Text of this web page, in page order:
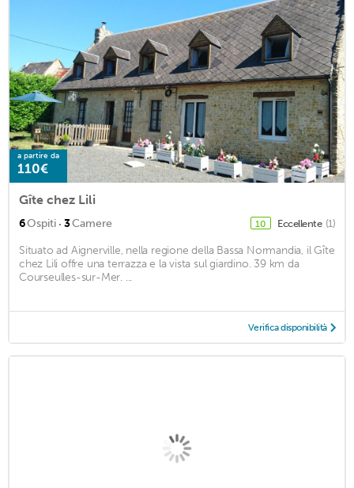
a partire da
110€
Gîte chez Lili
6Ospiti · 3Camere 10 Eccellente (1)
Situato ad Aignerville, nella regione della Bassa Normandia, il Gîte
chez Lili offre una terrazza e la vista sul giardino. 39 km da
Courseulles-sur-Mer. ...
Verifica disponibilità